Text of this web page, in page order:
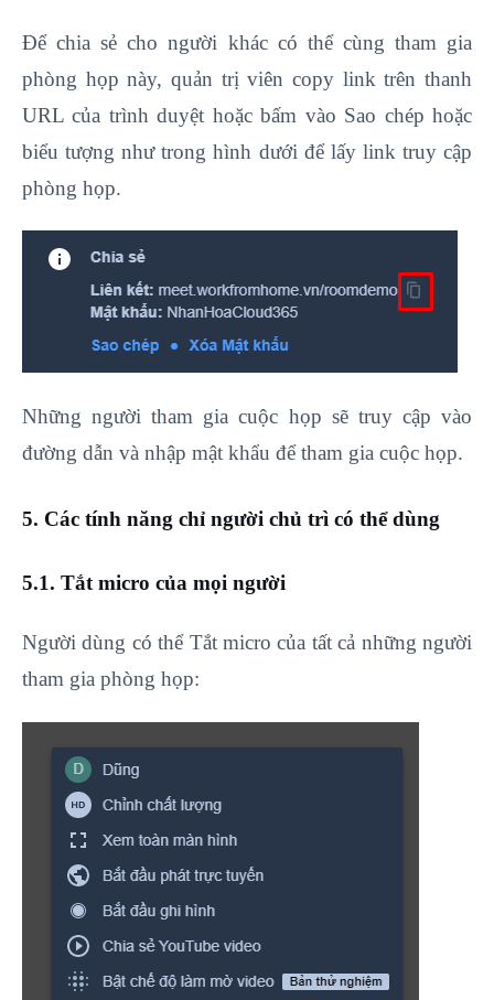
Để chia sẻ cho người khác có thể cùng tham gia
phòng họp này, quản trị viên copy link trên thanh
URL của trình duyệt hoặc bấm vào Sao chép hoặc
biểu tượng như trong hình dưới để lấy link truy cập
phòng họp.
Những người tham gia cuộc họp sẽ truy cập vào
đường dẫn và nhập mật khẩu để tham gia cuộc họp.
5. Các tính năng chỉ người chủ trì có thể dùng
5.1. Tắt micro của mọi người
Người dùng có thể Tắt micro của tất cả những người
tham gia phòng họp: